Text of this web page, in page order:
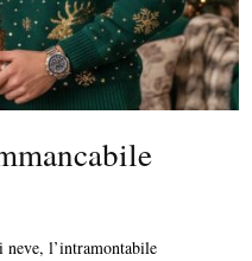
l’intramontabile